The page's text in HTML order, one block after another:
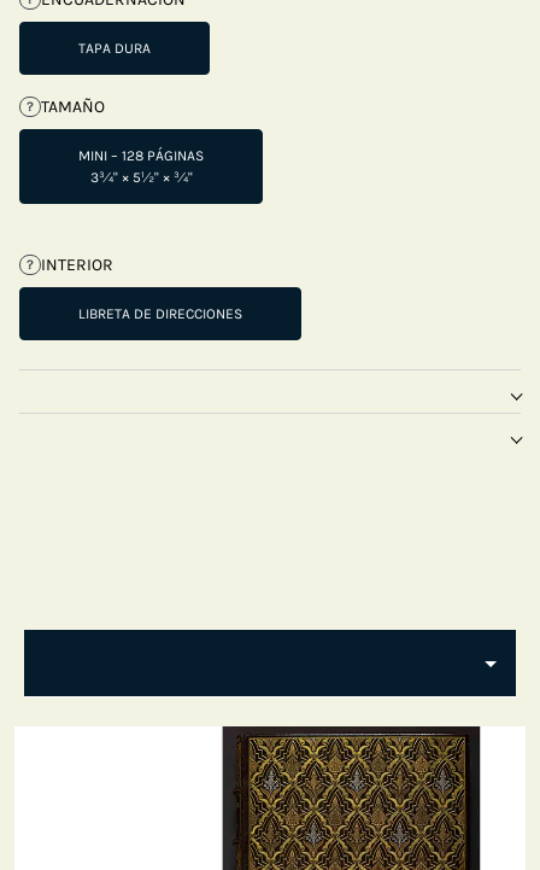
TAPA DURA
? TAMAÑO
MINI – 128 PÁGINAS
3¾" × 5½" × ¾"
? INTERIOR
LIBRETA DE DIRECCIONES